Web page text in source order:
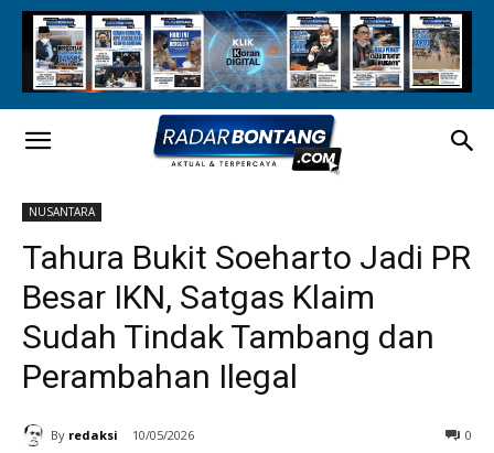
NUSANTARA
Tahura Bukit Soeharto Jadi PR
Besar IKN, Satgas Klaim
Sudah Tindak Tambang dan
Perambahan Ilegal
By redaksi 10/05/2026 0